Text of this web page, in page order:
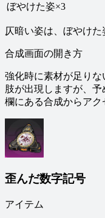
ぼやけた姿×3
仄暗い姿は、ぼやけた
合成画面の開き方
強化時に素材が足り
肢が出現しますが、
欄にある合成からアク
歪んだ数字記号
アイテム